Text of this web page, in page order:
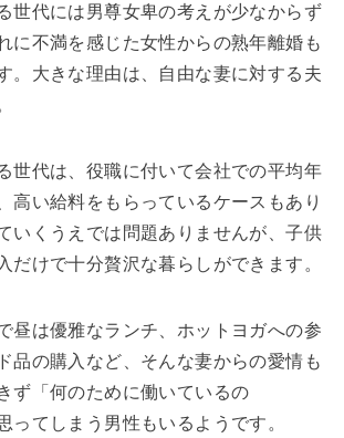
世代には男尊女卑の考えが少なからず
に不満を感じた女性からの熟年離婚も
。大きな理由は、自由な妻に対する夫
世代は、役職に付いて会社での平均年
高い給料をもらっているケースもあり
いくうえでは問題ありませんが、子供
だけで十分贅沢な暮らしができます。
昼は優雅なランチ、ホットヨガへの参
品の購入など、そんな妻からの愛情も
ず「何のために働いているの
ってしまう男性もいるようです。